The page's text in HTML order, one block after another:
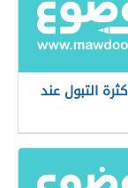
التبول عند